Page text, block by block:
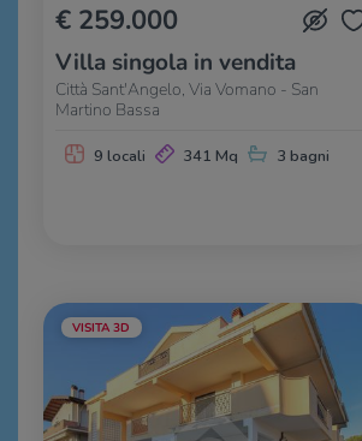
€ 259.000
Villa singola in vendita
Città Sant'Angelo, Via Vomano - San
Martino Bassa
9 locali 341 Mq 3 bagni
VISITA 3D